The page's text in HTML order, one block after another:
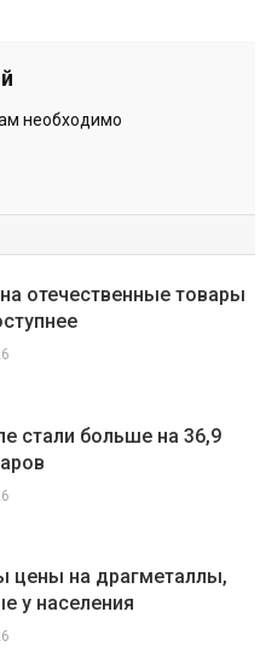
необходимо
отечественные товары
стали больше на 36,9
цены на драгметаллы,
у населения